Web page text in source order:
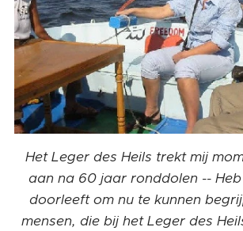
Het Leger des Heils trekt mij
aan na 60 jaar ronddolen --
doorleeft om nu te kunnen
mensen, die bij het Leger des